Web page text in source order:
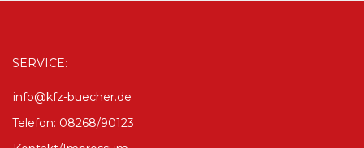
SERVICE:
info@kfz-buecher.de
Telefon: 08268/90123